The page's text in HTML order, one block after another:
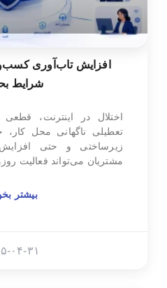
افزایش تاب‌آوری
شرایط
اختلال در اینترنت،
تعطیلی ناگهانی محل
زیرساختی و حتی
مشتریان می‌تواند فعالیت
بیشتر
۱۴۰۵-